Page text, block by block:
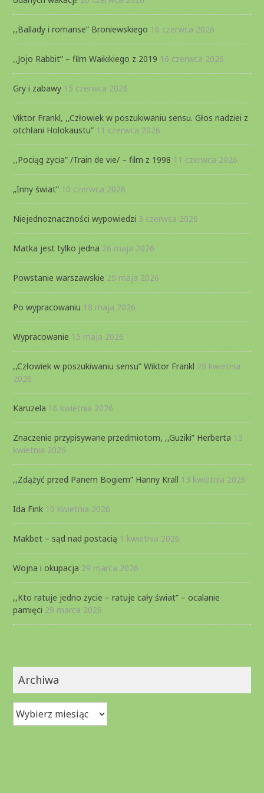
,,Ballady i romanse” Broniewskiego 16 czerwca 2026
,,Jojo Rabbit” – film Waikikiego z 2019 16 czerwca 2026
Gry i zabawy 15 czerwca 2026
Viktor Frankl, ,,Człowiek w poszukiwaniu sensu. Głos nadziei z
otchłani Holokaustu” 11 czerwca 2026
,,Pociąg życia” /Train de vie/ – film z 1998 11 czerwca 2026
„Inny świat” 10 czerwca 2026
Niejednoznaczności wypowiedzi 3 czerwca 2026
Matka jest tylko jedna 26 maja 2026
Powstanie warszawskie 25 maja 2026
Po wypracowaniu 18 maja 2026
Wypracowanie 15 maja 2026
,,Człowiek w poszukiwaniu sensu” Wiktor Frankl 29 kwietnia
2026
Karuzela 16 kwietnia 2026
Znaczenie przypisywane przedmiotom, ,,Guziki” Herberta 13
kwietnia 2026
,,Zdążyć przed Panem Bogiem” Hanny Krall 13 kwietnia 2026
Ida Fink 10 kwietnia 2026
Makbet – sąd nad postacią 1 kwietnia 2026
Wojna i okupacja 29 marca 2026
,,Kto ratuje jedno życie – ratuje cały świat” – ocalanie
pamięci 29 marca 2026
Archiwa